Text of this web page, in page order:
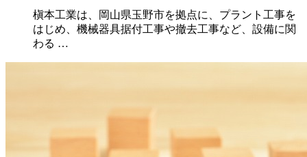
槇本工業は、岡山県玉野市を拠点に、プラント工事を
はじめ、機械器具据付工事や撤去工事など、設備に関
わる …